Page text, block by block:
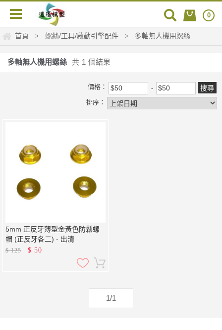
0
首頁 > 螺絲/工具/啟動引擎配件 > 多軸無人機用螺絲
多軸無人機用螺絲 共 1 個結果
價格：
排序：
5mm 正反牙薄型金黃色防鬆螺
帽 (正反牙各二) - 出清
$125 $ 50
1/1